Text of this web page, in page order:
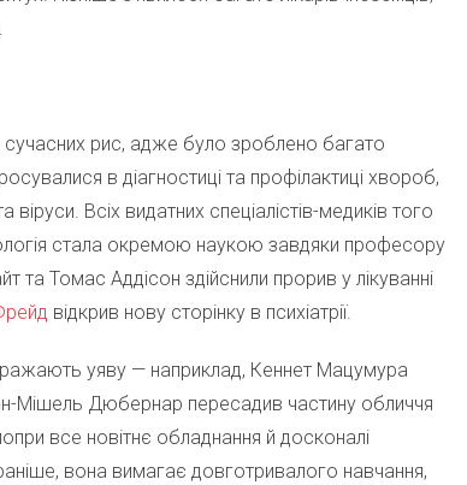
рис, адже було зроблено багато
в діагностиці та профілактиці хвороб,
Всіх видатних спеціалістів-медиків того
стала окремою наукою завдяки професору
та Томас Аддісон здійснили прорив у лікуванні
відкрив нову сторінку в психіатрії.
уяву — наприклад, Кеннет Мацумура
Мішель Дюбернар пересадив частину обличчя
все новітнє обладнання й досконалі
вона вимагає довготривалого навчання,